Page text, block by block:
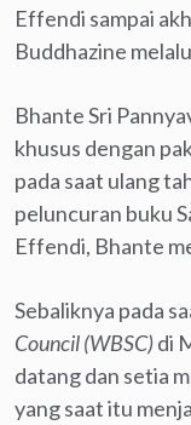
Effendi sampai
Buddhazine
Bhante Sri
khusus dengan
pada saat ulang
peluncuran buku
Effendi, Bhante
Sebaliknya pada
Council (WBSC)di
datang dan setia
yang saat itu